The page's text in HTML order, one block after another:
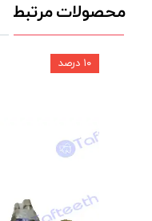
محصولات مرتبط
۱۰ درصد